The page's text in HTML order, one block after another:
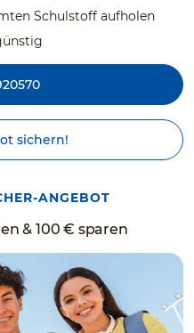
Schulstoff aufholen
sichern!
ANGEBOT
& 100 € sparen